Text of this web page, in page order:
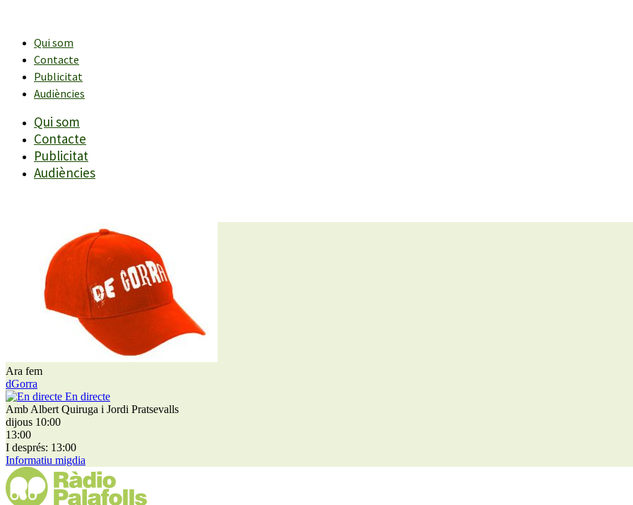
contingutQui som
Contacte
Publicitat
Audiències
Qui som
Contacte
Publicitat
Audiències
Ara fem
dGorra
En directe
Amb Albert Quiruga i Jordi Pratsevalls
dijous 10:00
13:00
I després: 13:00
Informatiu migdia